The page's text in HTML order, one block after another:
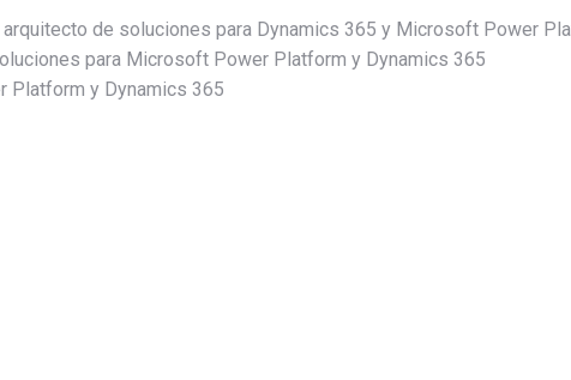
de soluciones para Dynamics 365 y Microsoft Power
para Microsoft Power Platform y Dynamics 365
Platform y Dynamics 365